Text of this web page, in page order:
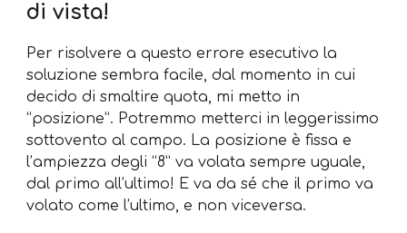
di vista!
Per risolvere a questo errore esecutivo la
soluzione sembra facile, dal momento in cui
decido di smaltire quota, mi metto in
“posizione”. Potremmo metterci in leggerissimo
sottovento al campo. La posizione è fissa e
l’ampiezza degli “8” va volata sempre uguale,
dal primo all’ultimo! E va da sé che il primo va
volato come l’ultimo, e non viceversa.